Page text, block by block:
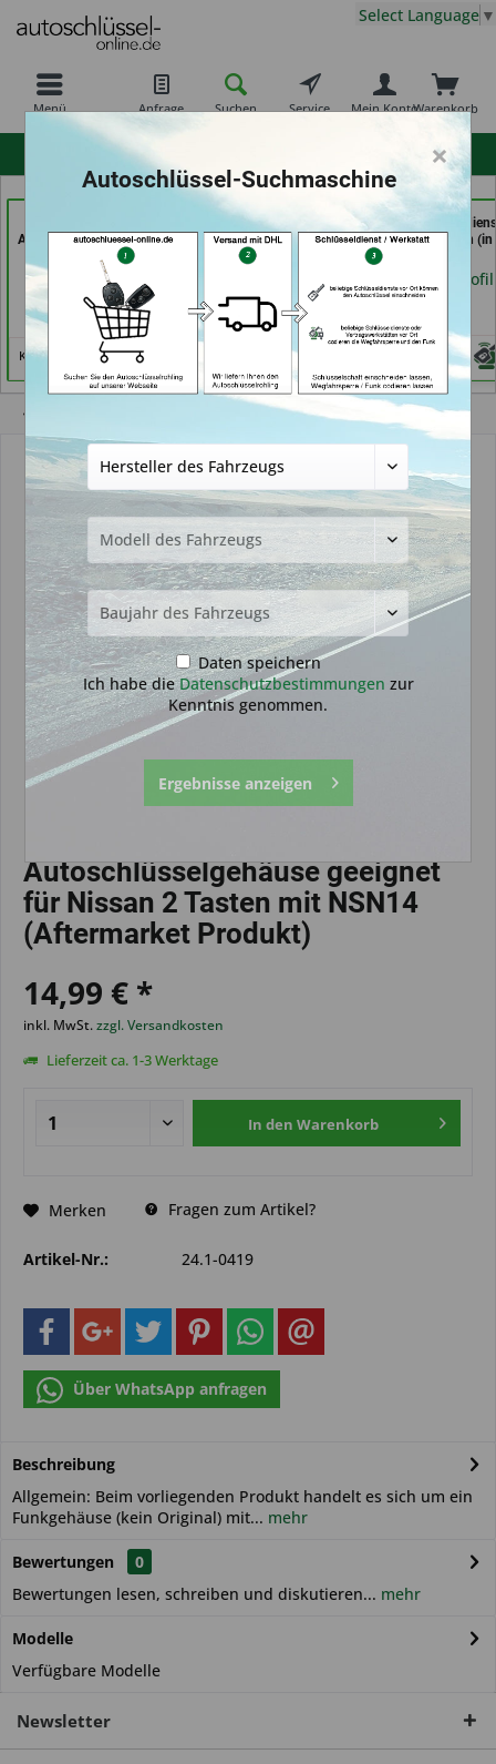
Menü Anfrage Suchen Service Warenkorb
Mein Konto
Select Language ▼
Autoschlüssel (in Berlin)
Händlerprofil
Keine Services hinterlegt
AKYÜZ Schlüsseldienst
& Sicherheitstechnik (in
Maintal)
ABC
Frank Panten (in
Händlerprofil
Autoschlüsselgehäuse und Zubehör
Autoschlüsselgehäuse geeignet
für Nissan 2 Tasten mit NSN14
(Aftermarket Produkt)
14,99 € *
inkl. MwSt.zzgl. Versandkosten
Lieferzeit ca. 1-3 Werktage
In den Warenkorb
Merken Fragen zum Artikel?
Artikel-Nr.: 24.1-0419
Über WhatsApp anfragen
Beschreibung
Allgemein: Beim vorliegenden Produkt handelt es sich um ein
Funkgehäuse (kein Original) mit... mehr
Bewertungen
0
Bewertungen lesen, schreiben und diskutieren... mehr
Modelle
Verfügbare Modelle
Newsletter
×
Autoschlüssel-Suchmaschine
Daten speichern
Ich habe dieDatenschutzbestimmungen zur
Kenntnis genommen.
Ergebnisse anzeigen